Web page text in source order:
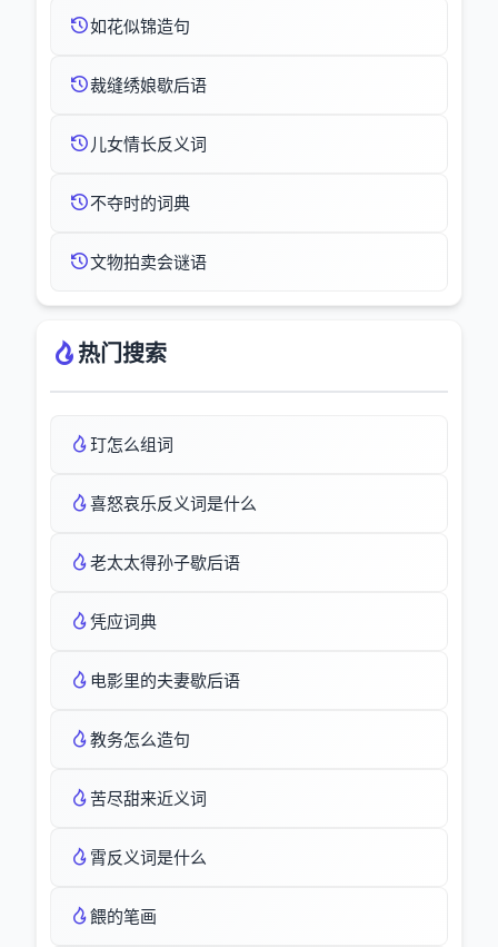
如花似锦造句
裁缝绣娘歇后语
儿女情长反义词
不夺时的词典
文物拍卖会谜语
热门搜索
玎怎么组词
喜怒哀乐反义词是什么
老太太得孙子歇后语
凭应词典
电影里的夫妻歇后语
教务怎么造句
苦尽甜来近义词
霄反义词是什么
餵的笔画